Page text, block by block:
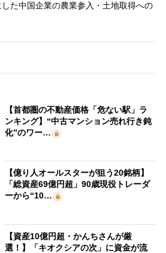
た中国企業の農業参入・土地取得への
【首都圏の不動産価格「危ない駅」ラ
ンキング】“中古マンション売れ行き鈍
化”のワー…
【億り人オールスターが狙う20銘柄】
「総資産69億円超」90歳現役トレーダ
ーから“10…
【資産10億円超・かんちさんが厳
選！】「キオクシアの次」に資金が流